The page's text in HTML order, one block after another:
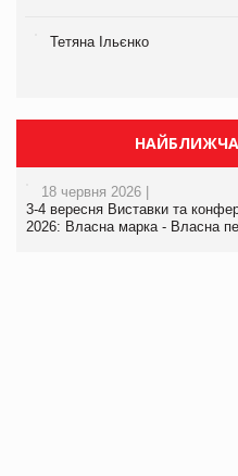
Тетяна Ільєнко
НАЙБЛИЖЧА
18 червня 2026 |
3-4 вересня Виставки та
2026: Власна марка - Власна